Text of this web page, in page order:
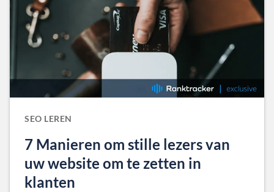
SEO LEREN
7 Manieren om stille lezers van
uw website om te zetten in
klanten